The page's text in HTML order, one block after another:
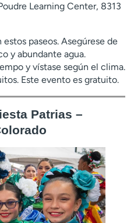
Learning Center, 8313
paseos. Asegúrese de
y abundante agua.
y vístase según el clima.
Este evento es gratuito.
Patrias –